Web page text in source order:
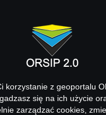
korzystanie z geoportalu
się na ich użycie
zarządzać cookies,